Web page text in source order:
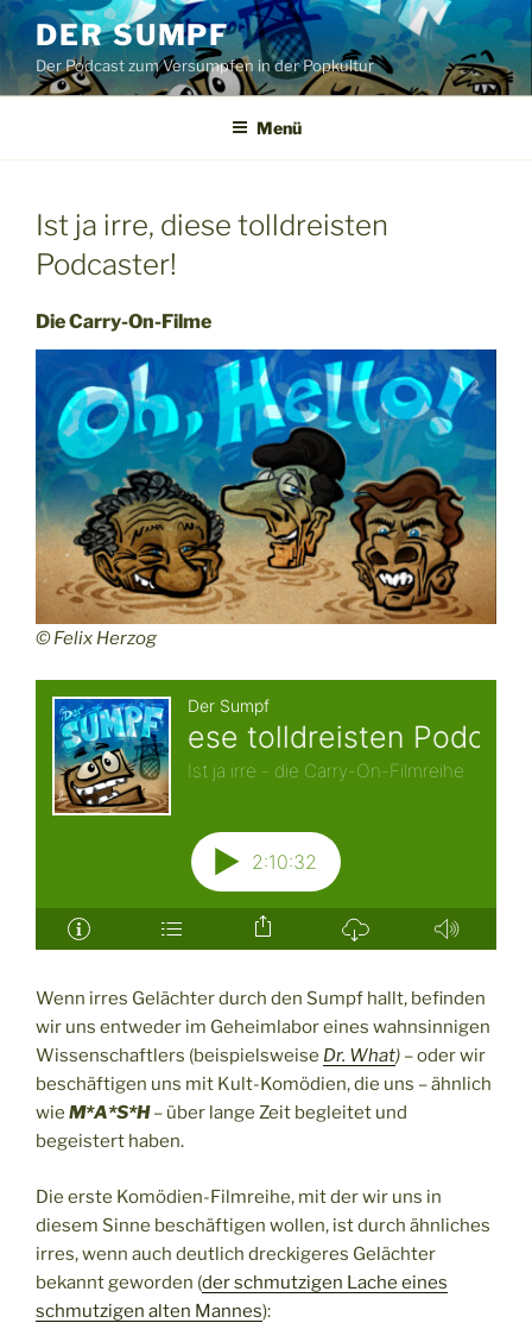
Zum
Inhalt
springen
DER SUMPF
Der Podcast zum Versumpfen in der Popkultur
Menü
Ist ja irre, diese tolldreisten
Podcaster!
Die Carry-On-Filme
© Felix Herzog
Wenn irres Gelächter durch den Sumpf hallt, befinden
wir uns entweder im Geheimlabor eines wahnsinnigen
Wissenschaftlers (beispielsweise Dr. What) – oder wir
beschäftigen uns mit Kult-Komödien, die uns – ähnlich
wie M*A*S*H– über lange Zeit begleitet und
begeistert haben.
Die erste Komödien-Filmreihe, mit der wir uns in
diesem Sinne beschäftigen wollen, ist durch ähnliches
irres, wenn auch deutlich dreckigeres Gelächter
bekannt geworden (der schmutzigen Lache eines
schmutzigen alten Mannes):